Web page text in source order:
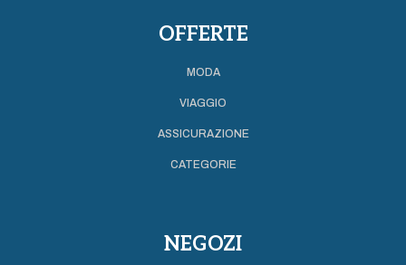
OFFERTE
MODA
VIAGGIO
ASSICURAZIONE
CATEGORIE
NEGOZI